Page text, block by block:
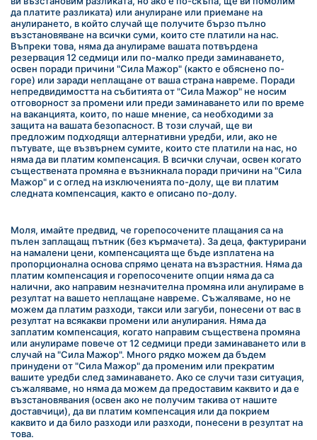
да платите разликата) или анулиране или приемане на
анулирането, в който случай ще получите бързо пълно
възстановяване на всички суми, които сте платили на нас.
Въпреки това, няма да анулираме вашата потвърдена
резервация 12 седмици или по-малко преди заминаването,
освен поради причини "Сила Мажор" (както е обяснено по-
горе) или заради неплащане от ваша страна навреме. Поради
непредвидимостта на събитията от "Сила Мажор" не носим
отговорност за промени или преди заминаването или по време
на ваканцията, които, по наше мнение, са необходими за
защита на вашата безопасност. В този случай, ще ви
предложим подходящи алтернативни уредби, или, ако не
пътувате, ще възвърнем сумите, които сте платили на нас, но
няма да ви платим компенсация. В всички случаи, освен когато
съществената промяна е възникнала поради причини на "Сила
Мажор" и с оглед на изключенията по-долу, ще ви платим
следната компенсация, както е описано по-долу.
Моля, имайте предвид, че горепосочените плащания са на
пълен заплащащ пътник (без кърмачета). За деца, фактурирани
на намалени цени, компенсацията ще бъде изплатена на
пропорционална основа спрямо цената на възрастния. Няма да
платим компенсация и горепосочените опции няма да са
налични, ако направим незначителна промяна или анулираме в
резултат на вашето неплащане навреме. Съжаляваме, но не
можем да платим разходи, такси или загуби, понесени от вас в
резултат на всякакви промени или анулирания. Няма да
заплатим компенсация, когато направим съществена промяна
или анулираме повече от 12 седмици преди заминаването или в
случай на "Сила Мажор". Много рядко можем да бъдем
принудени от "Сила Мажор" да променим или прекратим
вашите уредби след заминаването. Ако се случи тази ситуация,
съжаляваме, но няма да можем да предоставим каквито и да е
възстановявания (освен ако не получим такива от нашите
доставчици), да ви платим компенсация или да покрием
каквито и да било разходи или разходи, понесени в резултат на
това.